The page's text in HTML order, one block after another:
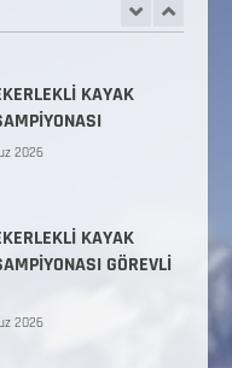
Er Temini Başvuruları
KAYAK
2026
KAYAK
GÖREVLİ
2026